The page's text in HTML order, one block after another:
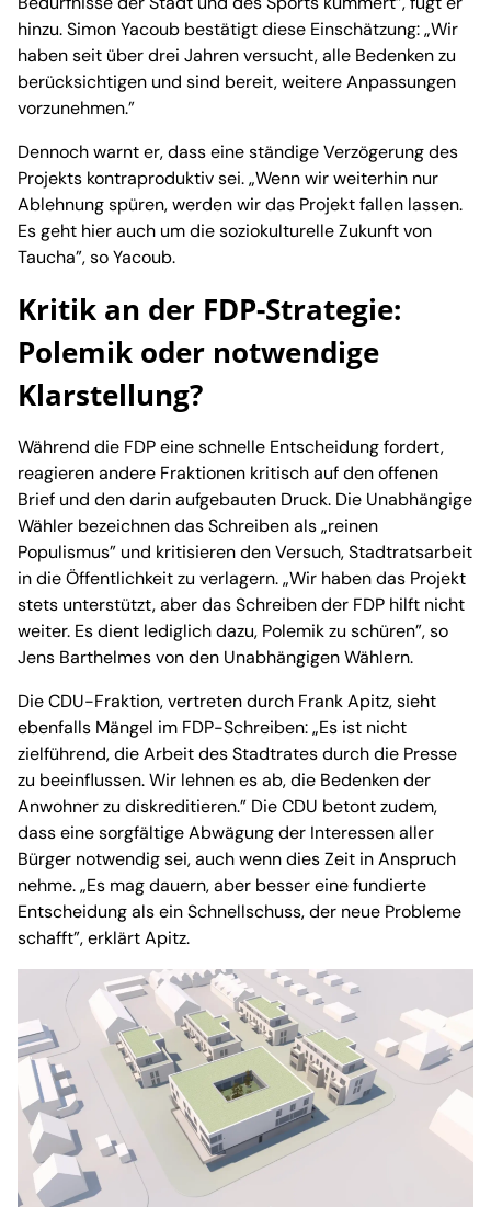
hinzu. Simon Yacoub bestätigt diese Einschätzung: „Wir
haben seit über drei Jahren versucht, alle Bedenken zu
berücksichtigen und sind bereit, weitere Anpassungen
vorzunehmen.”
Dennoch warnt er, dass eine ständige Verzögerung des
Projekts kontraproduktiv sei. „Wenn wir weiterhin nur
Ablehnung spüren, werden wir das Projekt fallen lassen.
Es geht hier auch um die soziokulturelle Zukunft von
Taucha”, so Yacoub.
Kritik an der FDP-Strategie:
Polemik oder notwendige
Klarstellung?
Während die FDP eine schnelle Entscheidung fordert,
reagieren andere Fraktionen kritisch auf den offenen
Brief und den darin aufgebauten Druck. Die Unabhängige
Wähler bezeichnen das Schreiben als „reinen
Populismus” und kritisieren den Versuch, Stadtratsarbeit
in die Öffentlichkeit zu verlagern. „Wir haben das Projekt
stets unterstützt, aber das Schreiben der FDP hilft nicht
weiter. Es dient lediglich dazu, Polemik zu schüren”, so
Jens Barthelmes von den Unabhängigen Wählern.
Die CDU-Fraktion, vertreten durch Frank Apitz, sieht
ebenfalls Mängel im FDP-Schreiben: „Es ist nicht
zielführend, die Arbeit des Stadtrates durch die Presse
zu beeinflussen. Wir lehnen es ab, die Bedenken der
Anwohner zu diskreditieren.” Die CDU betont zudem,
dass eine sorgfältige Abwägung der Interessen aller
Bürger notwendig sei, auch wenn dies Zeit in Anspruch
nehme. „Es mag dauern, aber besser eine fundierte
Entscheidung als ein Schnellschuss, der neue Probleme
schafft”, erklärt Apitz.